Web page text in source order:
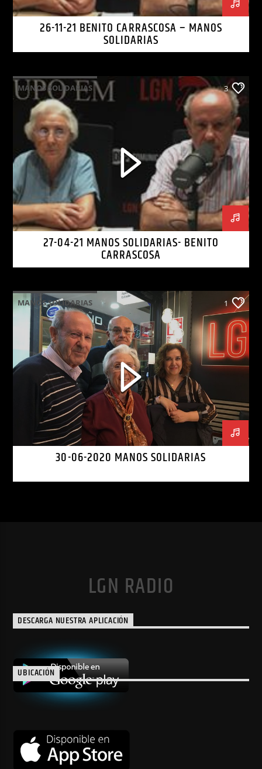
26-11-21 BENITO CARRASCOSA – MANOS
SOLIDARIAS
MANOS SOLIDARIAS 3
27-04-21 MANOS SOLIDARIAS- BENITO
CARRASCOSA
MANOS SOLIDARIAS 1
30-06-2020 MANOS SOLIDARIAS
LGN RADIO
DESCARGA NUESTRA APLICACIÓN
UBICACIÓN